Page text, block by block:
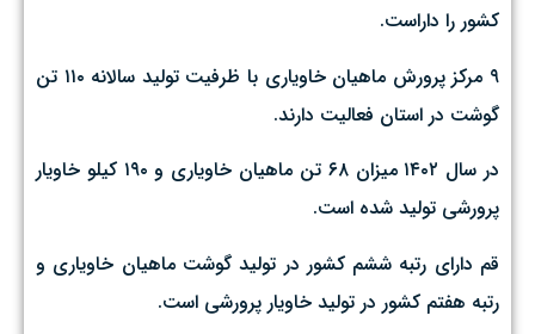
کشور را داراست.
۹ مرکز پرورش ماهیان خاویاری با ظرفیت تولید سالانه ۱۱۰ تن
گوشت در استان فعالیت دارند.
در سال ۱۴۰۲ میزان ۶۸ تن ماهیان خاویاری و ۱۹۰ کیلو خاویار
پرورشی تولید شده است.
قم دارای رتبه ششم کشور در تولید گوشت ماهیان خاویاری و
رتبه هفتم کشور در تولید خاویار پرورشی است.